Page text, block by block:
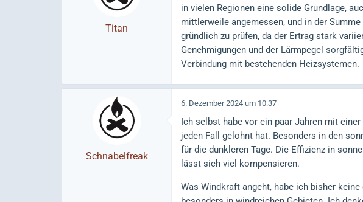
Titan
in vielen Regionen eine solide Grundlage,
mittlerweile angemessen, und in der
gründlich zu prüfen, da der Ertrag stark
Genehmigungen und der Lärmpegel
Verbindung mit bestehenden Heizsystemen.
Schnabelfreak
6. Dezember 2024 um 10:37
Ich selbst habe vor ein paar Jahren mit
jeden Fall gelohnt hat. Besonders in den
für die dunkleren Tage. Die Effizienz in
lässt sich viel kompensieren.
Was Windkraft angeht, habe ich bisher